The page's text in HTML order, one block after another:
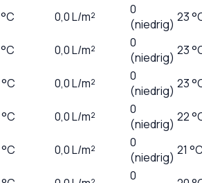
°C 0,0L/m²
0
(niedrig) 23
°C 0,0L/m²
0
(niedrig) 23
°C 0,0L/m²
0
(niedrig) 23
°C 0,0L/m²
0
(niedrig) 22
°C 0,0L/m²
0
(niedrig) 21
0